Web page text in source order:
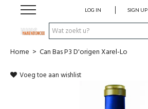
LOG IN SIGN UP
Wijnen
Home > Can Bas P3 D'origen Xarel-Lo
Voeg toe aan wishlist